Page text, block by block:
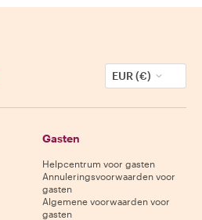
EUR (€)
Gasten
Helpcentrum voor gasten
Annuleringsvoorwaarden voor
gasten
Algemene voorwaarden voor
gasten